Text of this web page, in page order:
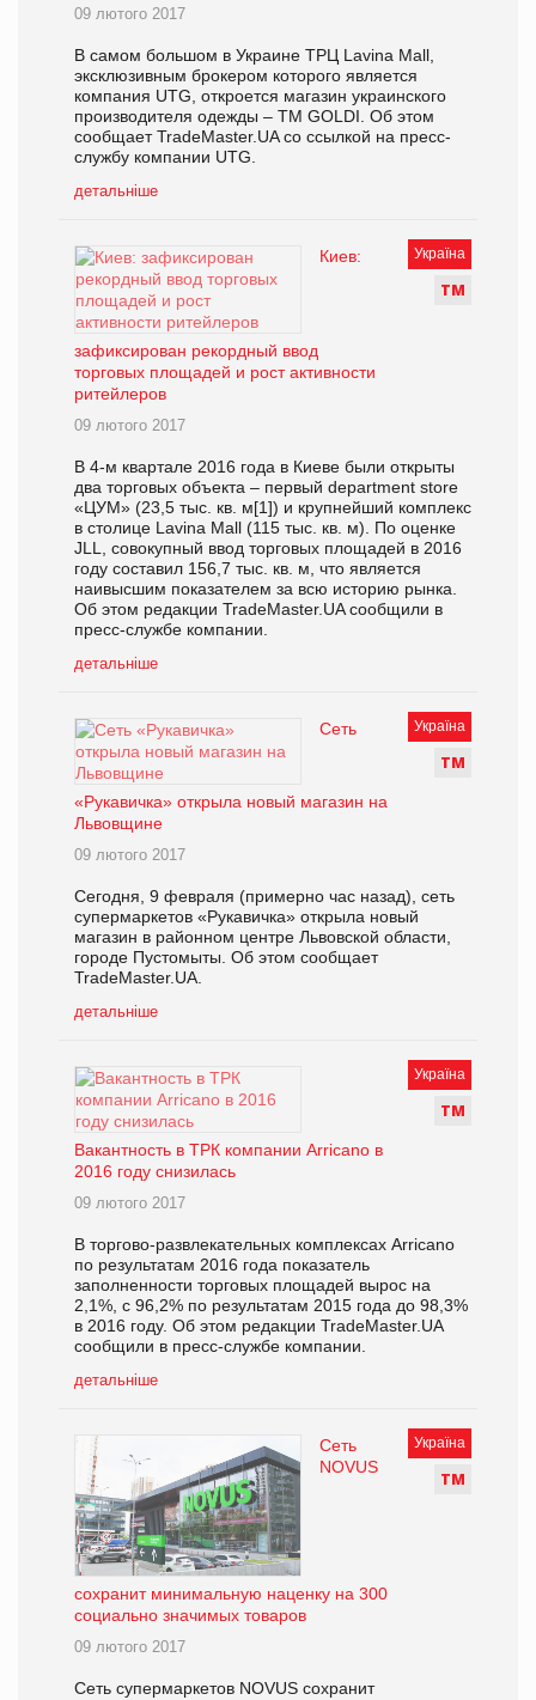
09 лютого 2017
В самом большом в Украине ТРЦ Lavina Mall,
эксклюзивным брокером которого является
компания UTG, откроется магазин украинского
производителя одежды – ТМ GOLDI. Об этом
сообщает TradeMaster.UA со ссылкой на пресс-
службу компании UTG.
детальніше
Україна
ТМ
Киев:
зафиксирован рекордный ввод
торговых площадей и рост активности
ритейлеров
09 лютого 2017
В 4-м квартале 2016 года в Киеве были открыты
два торговых объекта – первый department store
«ЦУМ» (23,5 тыс. кв. м[1]) и крупнейший комплекс
в столице Lavina Mall (115 тыс. кв. м). По оценке
JLL, совокупный ввод торговых площадей в 2016
году составил 156,7 тыс. кв. м, что является
наивысшим показателем за всю историю рынка.
Об этом редакции TradeMaster.UA сообщили в
пресс-службе компании.
детальніше
Україна
ТМ
Сеть
«Рукавичка» открыла новый магазин на
Львовщине
09 лютого 2017
Сегодня, 9 февраля (примерно час назад), сеть
супермаркетов «Рукавичка» открыла новый
магазин в районном центре Львовской области,
городе Пустомыты. Об этом сообщает
TradeMaster.UA.
детальніше
Україна
ТМ
Вакантность в ТРК компании Arricano в
2016 году снизилась
09 лютого 2017
В торгово-развлекательных комплексах Arricano
по результатам 2016 года показатель
заполненности торговых площадей вырос на
2,1%, с 96,2% по результатам 2015 года до 98,3%
в 2016 году. Об этом редакции TradeMaster.UA
сообщили в пресс-службе компании.
детальніше
Україна
ТМ
Сеть
NOVUS
сохранит минимальную наценку на 300
социально значимых товаров
09 лютого 2017
Сеть супермаркетов NOVUS сохранит